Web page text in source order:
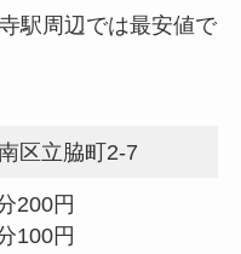
駅周辺では最安値で
区立脇町2-7
200円
100円